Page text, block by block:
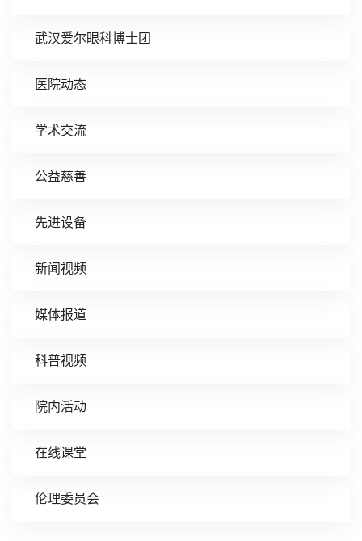
武汉爱尔眼科博士团
医院动态
学术交流
公益慈善
先进设备
新闻视频
媒体报道
科普视频
院内活动
在线课堂
伦理委员会